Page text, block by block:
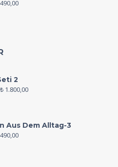
490,00
2
₺ 1.800,00
Aus Dem Alltag-3
490,00